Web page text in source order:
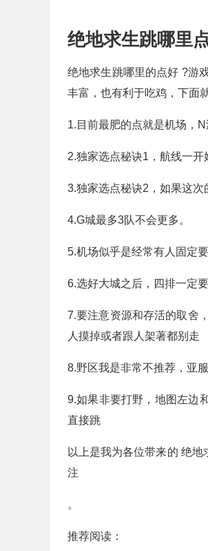
绝地求生跳哪里
绝地求生跳哪里的点好 ?游
丰富，也有利于吃鸡，下面
1.目前最肥的点就是机场，
2.独家选点秘诀1，航线一
3.独家选点秘诀2，如果这
4.G城最多3队不会更多。
5.机场似乎是经常有人固定
6.选好大城之后，四排一定
7.要注意资源和存活的取舍
人摸掉或者跟人架著都别走
8.野区我是非常不推荐，亚
9.如果非要打野，地图左边
直接跳
以上是我为各位带来的 绝
注
。
推荐阅读：